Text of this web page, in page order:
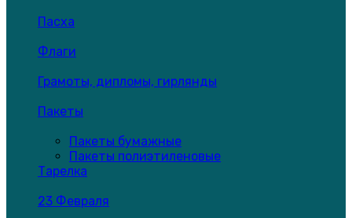
Пасха
Флаги
Грамоты, дипломы, гирлянды
Пакеты
Пакеты бумажные
Пакеты полиэтиленовые
Тарелка
23 Февраля